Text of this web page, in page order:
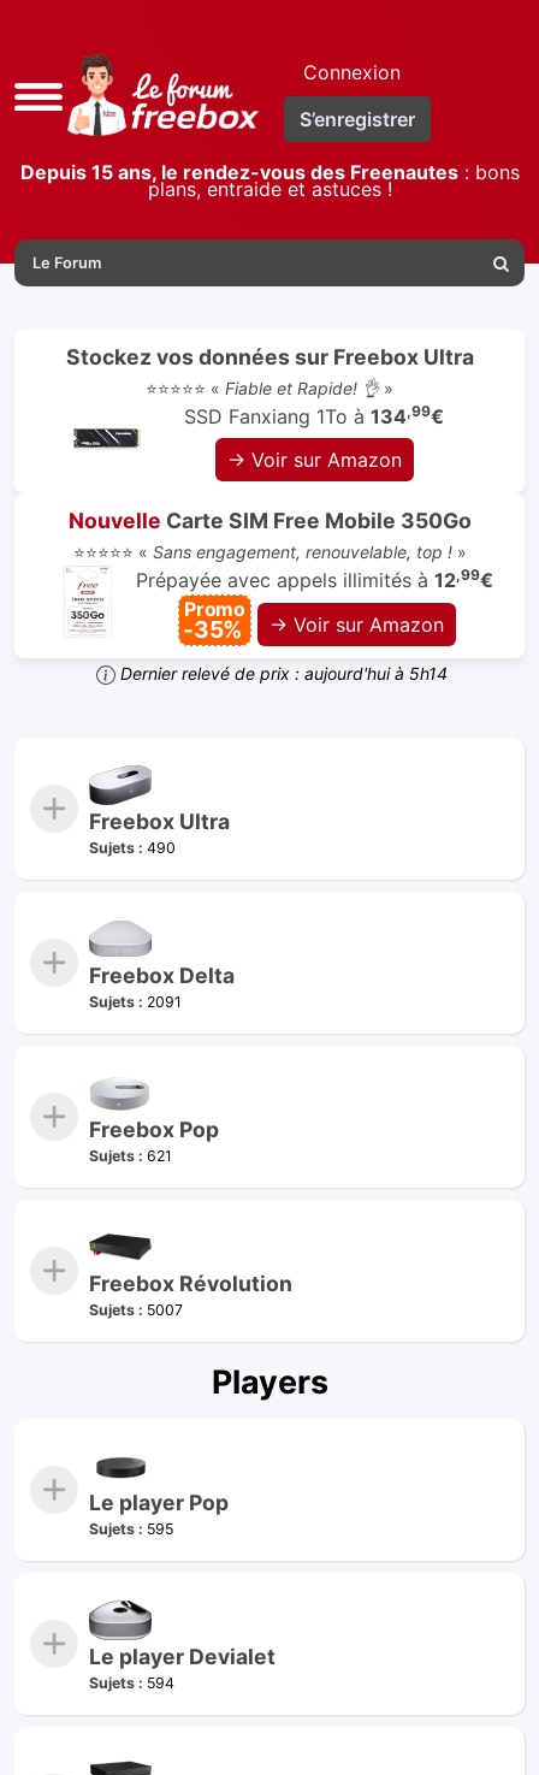
Accès
rapide
Connexion
S’enregistrer
Depuis 15 ans, le rendez-vous des Freenautes: bons
plans, entraide et astuces !
Le Forum
Stockez vos données sur Freebox Ultra
⭐⭐⭐⭐⭐ « Fiable et Rapide! 👌»
SSD Fanxiang 1To à 134,99€
→ Voir sur Amazon
Nouvelle Carte SIM Free Mobile 350Go
⭐⭐⭐⭐⭐ « Sans engagement, renouvelable, top !»
Prépayée avec appels illimités à 12,99€
Promo
-35% → Voir sur Amazon
Dernier relevé de prix : aujourd'hui à 5h14
Freebox Ultra
Sujets : 490
Freebox Delta
Sujets : 2091
Freebox Pop
Sujets : 621
Freebox Révolution
Sujets : 5007
Players
Le player Pop
Sujets : 595
Le player Devialet
Sujets : 594